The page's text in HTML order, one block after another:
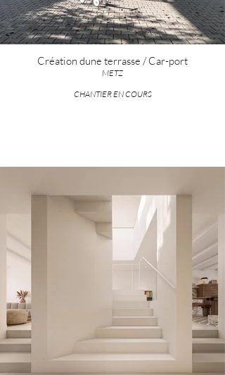
Création dune terrasse / Car-port
METZ
CHANTIER EN COURS